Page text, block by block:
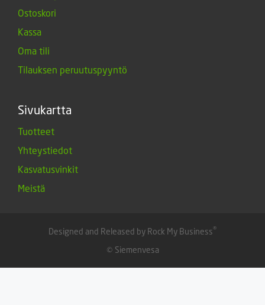
Ostoskori
Kassa
Oma tili
Tilauksen peruutuspyyntö
Sivukartta
Tuotteet
Yhteystiedot
Kasvatusvinkit
Meistä
Designed and Released by Rock My Business®
© Siemenvesa